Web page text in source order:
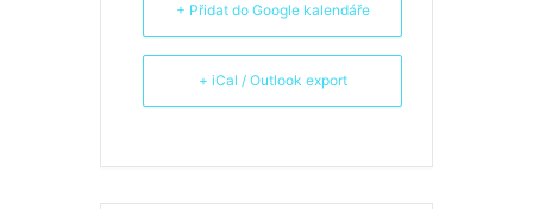
+ Přidat do Google kalendáře
+ iCal / Outlook export